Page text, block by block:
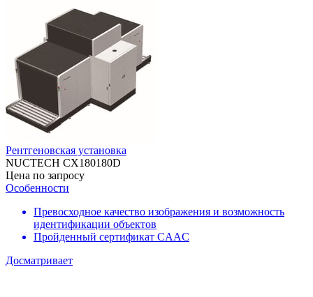
Рентгеновская установка
NUCTECH CX180180D
Цена по запросу
Особенности
Превосходное качество изображения и возможность
идентификации объектов
Пройденный сертификат CAAC
Досматривает